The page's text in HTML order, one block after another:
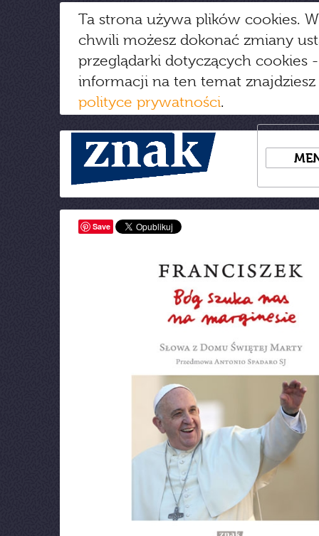
Ta strona używa plików cookies.
chwili możesz dokonać zmiany
przeglądarki dotyczących cookies
informacji na ten temat
polityce prywatności.
Save